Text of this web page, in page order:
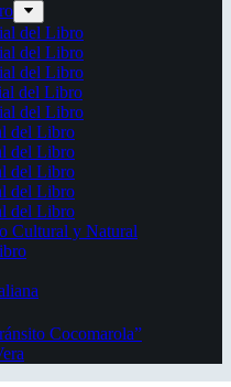
del Libro
del Libro
del Libro
del Libro
del Libro
del Libro
del Libro
del Libro
del Libro
del Libro
Cultural y Natural
Cocomarola”